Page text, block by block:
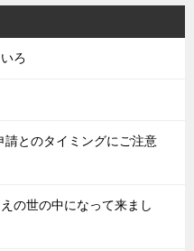
ろ
とのタイミングにご注意
の世の中になって来まし